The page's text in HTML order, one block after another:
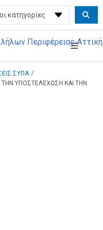
ΣΥΠΑ /
ΥΠΟΣΤΕΛΕΧΩΣΗ ΚΑΙ ΤΗΝ